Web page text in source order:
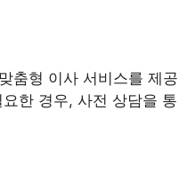
춤형 이사 서비스를 제공
한 경우, 사전 상담을 통